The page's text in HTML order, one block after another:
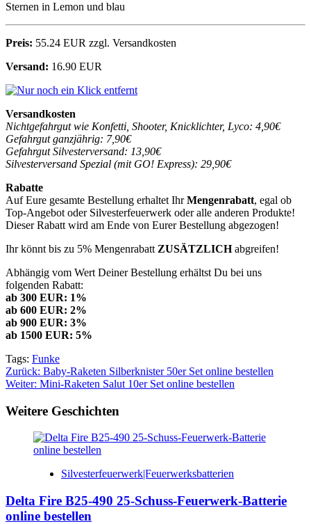
Sternen in Lemon und blau
Preis: 55.24 EUR zzgl. Versandkosten
Versand: 16.90 EUR
Versandkosten
Nichtgefahrgut wie Konfetti, Shooter, Knicklichter, Lyco: 4,90€
Gefahrgut ganzjährig: 7,90€
Gefahrgut Silvesterversand: 13,90€
Silvesterversand Spezial (mit GO! Express): 29,90€
Rabatte
Auf Eure gesamte Bestellung erhaltet IhrMengenrabatt, egal ob
Top-Angebot oder Silvesterfeuerwerk oder alle anderen Produkte!
Dieser Rabatt wird am Ende von Eurer Bestellung abgezogen!
Ihr könnt bis zu 5% Mengenrabatt ZUSÄTZLICHabgreifen!
Abhängig vom Wert Deiner Bestellung erhältst Du bei uns
folgenden Rabatt:
ab 300 EUR: 1%
ab 600 EUR: 2%
ab 900 EUR: 3%
ab 1500 EUR: 5%
Tags: Funke
Beitragsnavigation
Zurück: Baby-Raketen Silberknister 50er Set online bestellen
Weiter: Mini-Raketen Salut 10er Set online bestellen
Weitere Geschichten
Silvesterfeuerwerk|Feuerwerksbatterien
Delta Fire B25-490 25-Schuss-Feuerwerk-Batterie
online bestellen